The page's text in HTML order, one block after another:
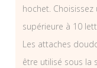
hochet.
supérieure à 10
Les attaches
être utilisé sous la